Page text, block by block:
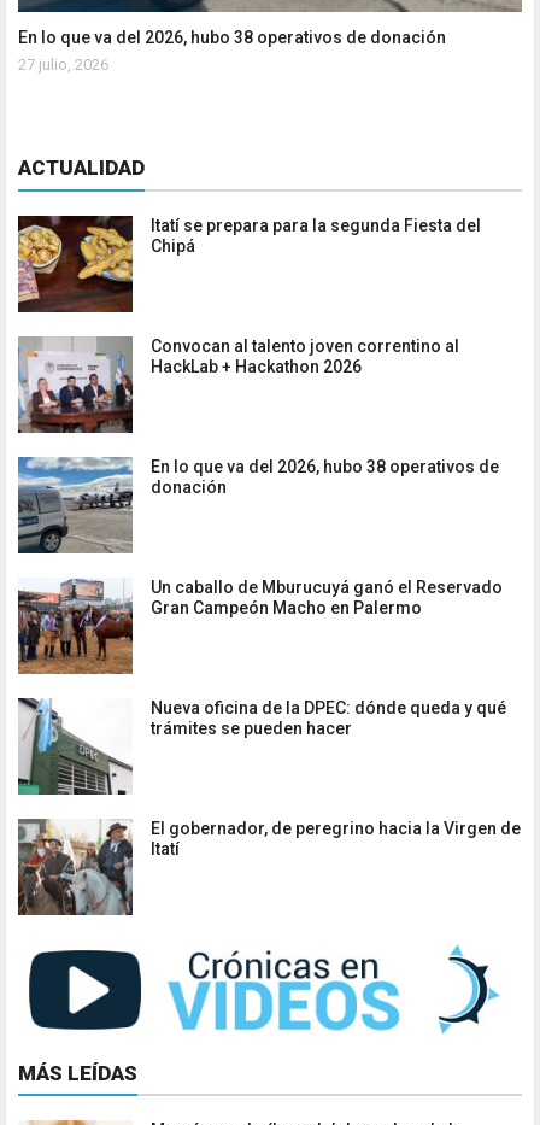
En lo que va del 2026, hubo 38 operativos de donación
27 julio, 2026
ACTUALIDAD
Itatí se prepara para la segunda Fiesta del
Chipá
Convocan al talento joven correntino al
HackLab + Hackathon 2026
En lo que va del 2026, hubo 38 operativos de
donación
Un caballo de Mburucuyá ganó el Reservado
Gran Campeón Macho en Palermo
Nueva oficina de la DPEC: dónde queda y qué
trámites se pueden hacer
El gobernador, de peregrino hacia la Virgen de
Itatí
MÁS LEÍDAS